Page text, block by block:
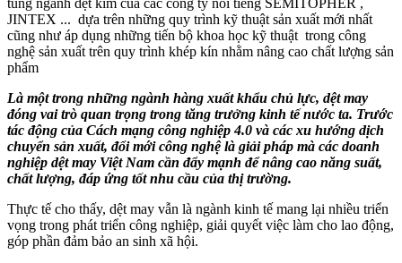
tùng ngành dệt kim của các công ty nổi tiếng SEMITOPHER ,
JINTEX ... dựa trên những quy trình kỹ thuật sản xuất mới nhất
cũng như áp dụng những tiến bộ khoa học kỹ thuật trong công
nghệ sản xuất trên quy trình khép kín nhằm nâng cao chất lượng sản
phẩm
Là một trong những ngành hàng xuất khẩu chủ lực, dệt may
đóng vai trò quan trọng trong tăng trưởng kinh tế nước ta. Trước
tác động của Cách mạng công nghiệp 4.0 và các xu hướng dịch
chuyển sản xuất, đổi mới công nghệ là giải pháp mà các doanh
nghiệp dệt may Việt Nam cần đẩy mạnh để nâng cao năng suất,
chất lượng, đáp ứng tốt nhu cầu của thị trường.
Thực tế cho thấy, dệt may vẫn là ngành kinh tế mang lại nhiều triển
vọng trong phát triển công nghiệp, giải quyết việc làm cho lao động,
góp phần đảm bảo an sinh xã hội.